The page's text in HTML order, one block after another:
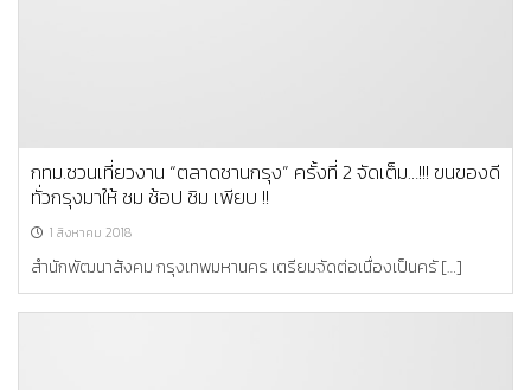
กทม.ชวนเที่ยวงาน “ตลาดชานกรุง” ครั้งที่ 2 จัดเต็ม…!!! ขนของดี
ทั่วกรุงมาให้ ชม ช้อป ชิม เพียบ !!
1 สิงหาคม 2018
สำนักพัฒนาสังคม กรุงเทพมหานคร เตรียมจัดต่อเนื่องเป็นครั […]